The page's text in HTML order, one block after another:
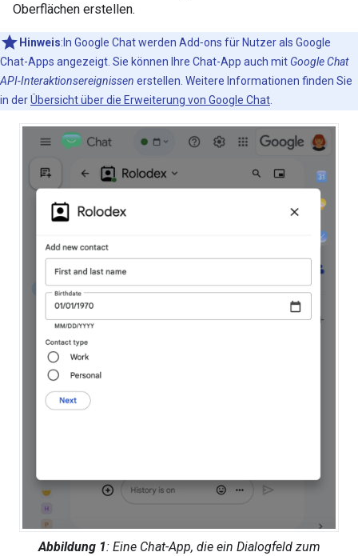
Oberflächen erstellen.
Hinweis:In Google Chat werden Add‑ons für Nutzer als Google
Chat-Apps angezeigt. Sie können Ihre Chat-App auch mit Google Chat
API-Interaktionsereignissen erstellen. Weitere Informationen finden Sie
in derÜbersicht über die Erweiterung von Google Chat
Abbildung 1: Eine Chat-App, die ein Dialogfeld zum